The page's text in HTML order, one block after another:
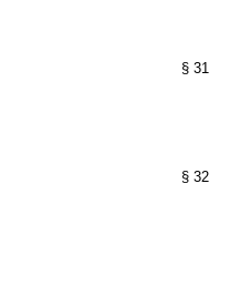
§ 31
§ 32